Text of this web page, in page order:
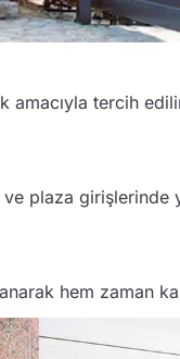
tercih
plaza
hem zaman